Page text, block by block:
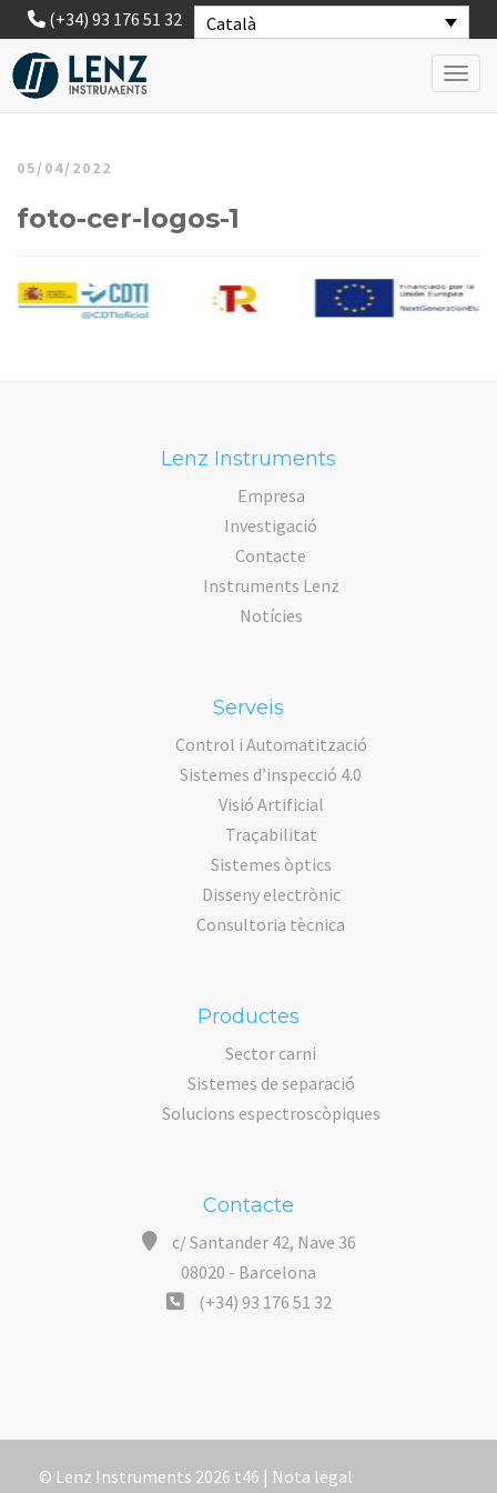
Català
(+34) 93 176 51 32
05/04/2022
foto-cer-logos-1
Lenz Instruments
Empresa
Investigació
Contacte
Instruments Lenz
Notícies
Serveis
Control i Automatització
Sistemes d’inspecció 4.0
Visió Artificial
Traçabilitat
Sistemes òptics
Disseny electrònic
Consultoria tècnica
Productes
Sector carni
Sistemes de separació
Solucions espectroscòpiques
Contacte
c/ Santander 42, Nave 36
08020 - Barcelona
(+34) 93 176 51 32
© Lenz Instruments 2026 t46 | Nota legal